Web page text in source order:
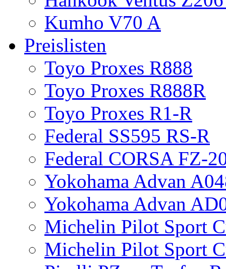
Kumho V70 A
Preislisten
Toyo Proxes R888
Toyo Proxes R888R
Toyo Proxes R1-R
Federal SS595 RS-R
Federal CORSA FZ-
Yokohama Advan
Yokohama Advan
Michelin Pilot Sport
Michelin Pilot Sport